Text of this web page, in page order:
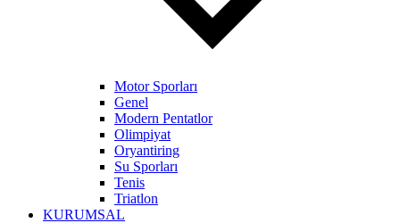
Motor Sporları
Genel
Modern Pentatlor
Olimpiyat
Oryantiring
Su Sporları
Tenis
Triatlon
KURUMSAL